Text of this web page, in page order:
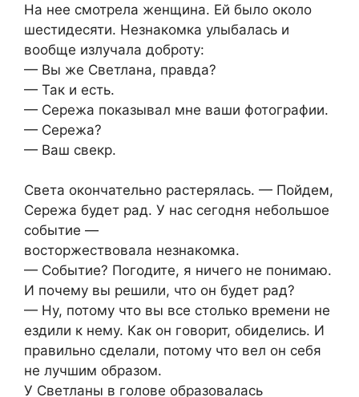
На нее смотрела женщина. Ей было около
шестидесяти. Незнакомка улыбалась и
вообще излучала доброту:
— Вы же Светлана, правда?
— Так и есть.
— Сережа показывал мне ваши фотографии.
— Сережа?
— Ваш свекр.
Света окончательно растерялась. — Пойдем,
Сережа будет рад. У нас сегодня небольшое
событие —
восторжествовала незнакомка.
— Событие? Погодите, я ничего не понимаю.
И почему вы решили, что он будет рад?
— Ну, потому что вы все столько времени не
ездили к нему. Как он говорит, обиделись. И
правильно сделали, потому что вел он себя
не лучшим образом.
У Светланы в голове образовалась